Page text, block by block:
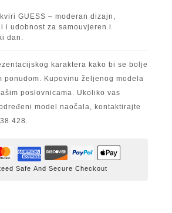
GUESS – moderan dizajn,
i udobnost za samouvjeren i
dan.
karaktera kako bi se bolje
ponudom. Kupovinu željenog modela
poslovnicama. Ukoliko vas
model naočala, kontaktirajte
428.
Safe And Secure Checkout